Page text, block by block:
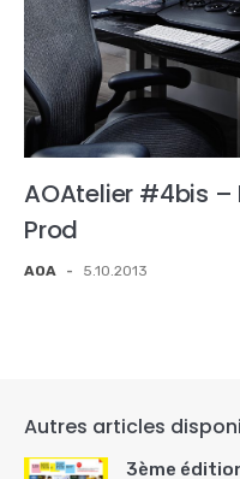
AOAtelier #4bis
Prod
AOA - 5.10.2013
Autres articles
3ème